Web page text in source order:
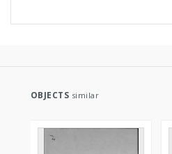
OBJECTS similar